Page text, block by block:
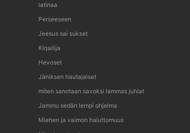
latinaa
Perseeseen
Jeesus sai sukset
Kirjailija
Hevoset
Jäniksen hautajaiset
miten sanotaan savoksi lammas juhlat
Jammu sedän lempi ohjelma
Miehen ja vaimon haluttomuus